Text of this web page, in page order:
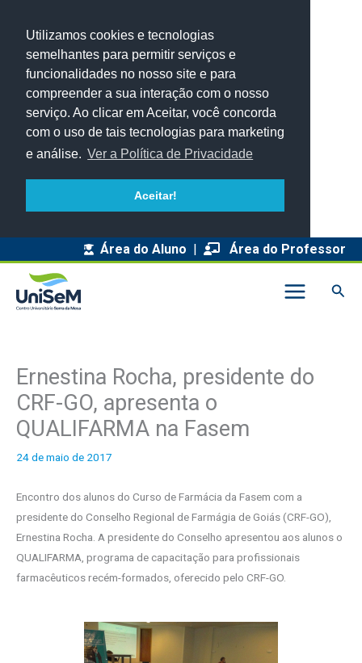
Utilizamos cookies e tecnologias
semelhantes para permitir serviços e
funcionalidades no nosso site e para
compreender a sua interação com o nosso
serviço. Ao clicar em Aceitar, você concorda
com o uso de tais tecnologias para marketing
e análise. Ver a Política de Privacidade
Aceitar!
Área do Aluno | Área do Professor
Ernestina Rocha, presidente do
CRF-GO, apresenta o
QUALIFARMA na Fasem
24 de maio de 2017
Encontro dos alunos do Curso de Farmácia da Fasem com a
presidente do Conselho Regional de Farmágia de Goiás (CRF-GO),
Ernestina Rocha. A presidente do Conselho apresentou aos alunos o
QUALIFARMA, programa de capacitação para profissionais
farmacêuticos recém-formados, oferecido pelo CRF-GO.
q
u
o
s